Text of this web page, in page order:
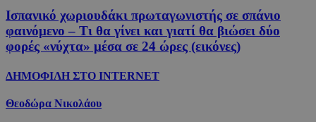
Ισπανικό χωριουδάκι πρωταγωνιστής σε σπάνιο
φαινόμενο – Τι θα γίνει και γιατί θα βιώσει δύο
φορές «νύχτα» μέσα σε 24 ώρες (εικόνες)
ΔΗΜΟΦΙΛΗ ΣΤΟ INTERNET
Θεοδώρα Νικολάου